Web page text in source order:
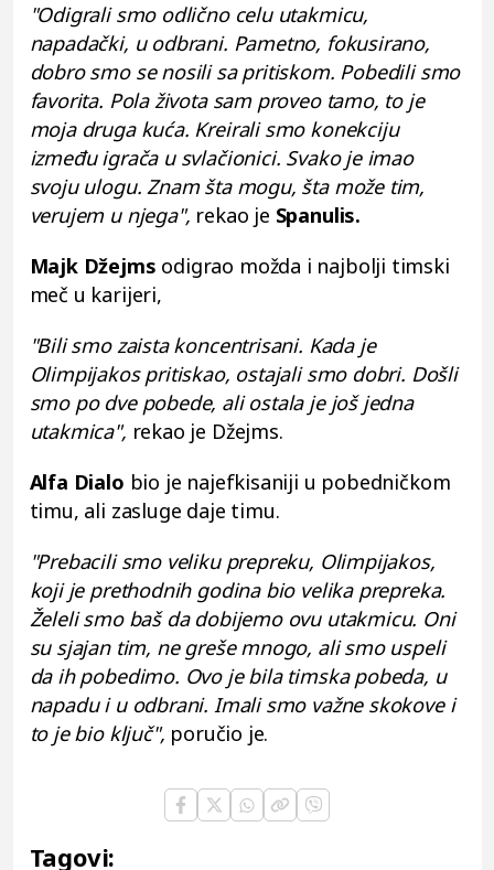
"Odigrali smo odlično celu utakmicu,
napadački, u odbrani. Pametno, fokusirano,
dobro smo se nosili sa pritiskom. Pobedili smo
favorita. Pola života sam proveo tamo, to je
moja druga kuća. Kreirali smo konekciju
između igrača u svlačionici. Svako je imao
svoju ulogu. Znam šta mogu, šta može tim,
verujem u njega", rekao je Spanulis.
Majk Džejms odigrao možda i najbolji timski
meč u karijeri,
"Bili smo zaista koncentrisani. Kada je
Olimpijakos pritiskao, ostajali smo dobri. Došli
smo po dve pobede, ali ostala je još jedna
utakmica", rekao je Džejms.
Alfa Dialo bio je najefkisaniji u pobedničkom
timu, ali zasluge daje timu.
"Prebacili smo veliku prepreku, Olimpijakos,
koji je prethodnih godina bio velika prepreka.
Želeli smo baš da dobijemo ovu utakmicu. Oni
su sjajan tim, ne greše mnogo, ali smo uspeli
da ih pobedimo. Ovo je bila timska pobeda, u
napadu i u odbrani. Imali smo važne skokove i
to je bio ključ", poručio je.
Tagovi: